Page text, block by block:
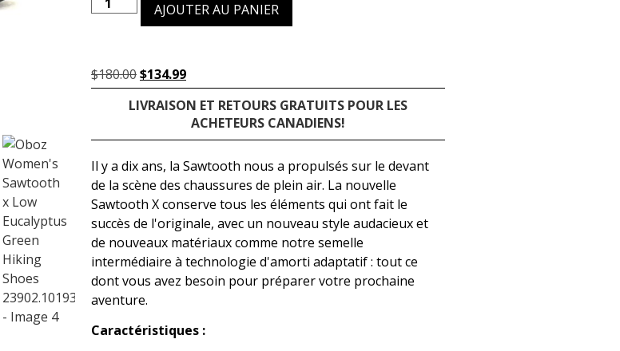
AJOUTER AU PANIER
$180.00$134.99
LIVRAISON ET RETOURS GRATUITS POUR LES
ACHETEURS CANADIENS!
Il y a dix ans, la Sawtooth nous a propulsés sur le devant
de la scène des chaussures de plein air. La nouvelle
Sawtooth X conserve tous les éléments qui ont fait le
succès de l'originale, avec un nouveau style audacieux et
de nouveaux matériaux comme notre semelle
intermédiaire à technologie d'amorti adaptatif : tout ce
dont vous avez besoin pour préparer votre prochaine
aventure.
Caractéristiques :